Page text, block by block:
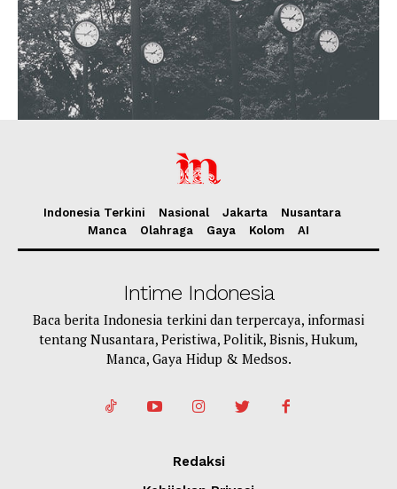
Indonesia Terkini Nasional Jakarta
Nusantara
Manca
Olahraga Gaya Kolom AI
Intime Indonesia
Baca berita Indonesia terkini dan terpercaya, informasi
tentang Nusantara, Peristiwa, Politik, Bisnis, Hukum,
Manca, Gaya Hidup & Medsos.
Redaksi